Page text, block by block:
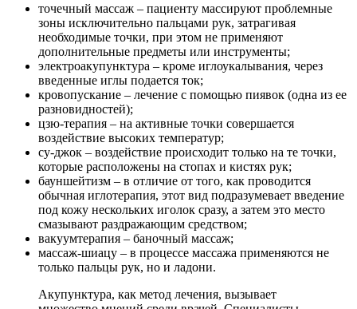
точечный массаж – пациенту массируют проблемные
зоны исключительно пальцами рук, затрагивая
необходимые точки, при этом не применяют
дополнительные предметы или инструменты;
электроакупунктура – кроме иглоукалывания, через
введенные иглы подается ток;
кровопускание – лечение с помощью пиявок (одна из ее
разновидностей);
цзю-терапия – на активные точки совершается
воздействие высоких температур;
су-джок – воздействие происходит только на те точки,
которые расположены на стопах и кистях рук;
бауншейтизм – в отличие от того, как проводится
обычная иглотерапия, этот вид подразумевает введение
под кожу нескольких иголок сразу, а затем это место
смазывают раздражающим средством;
вакуумтерапия – баночный массаж;
массаж-шиацу – в процессе массажа применяются не
только пальцы рук, но и ладони.
Акупунктура, как метод лечения, вызывает